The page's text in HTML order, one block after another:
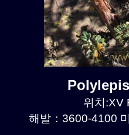
위치:XV
해발：3600-4100